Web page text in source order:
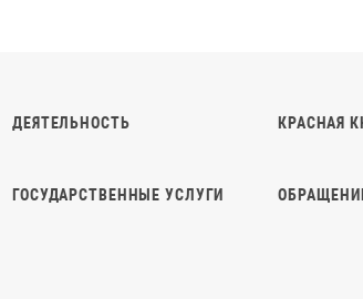
ДЕЯТЕЛЬНОСТЬ КРАСНАЯ
ГОСУДАРСТВЕННЫЕ УСЛУГИ